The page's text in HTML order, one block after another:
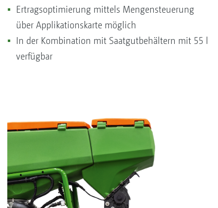
Ertragsoptimierung mittels Mengensteuerung
über Applikationskarte möglich
In der Kombination mit Saatgutbehältern mit 55 l
verfügbar